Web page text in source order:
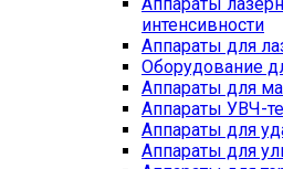
интенсивности
Аппараты для
Оборудование
Аппараты для
Аппараты УВЧ-
Аппараты для
Аппараты для